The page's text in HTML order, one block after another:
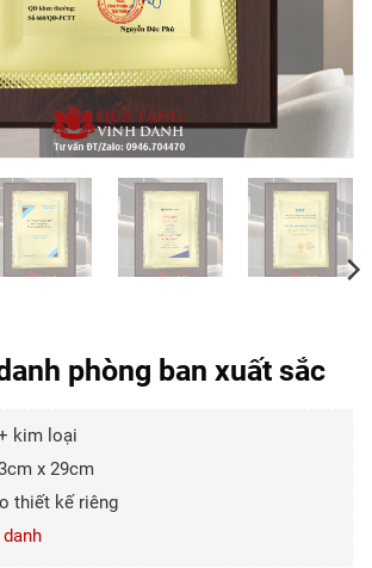
phòng ban xuất sắc
kim loại
x 29cm
thiết kế riêng